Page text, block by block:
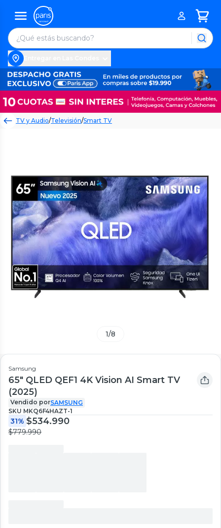
TV y Audio/Televisión/Smart TV
1/8
Samsung
65" QLED QEF1 4K Vision AI Smart TV
(2025)
Vendido porSAMSUNG
SKU MKQ6F4HAZT-1
31% $534.990
$779.990